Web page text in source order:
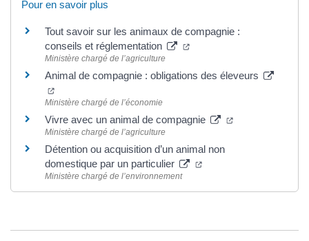
Pour en savoir plus
Tout savoir sur les animaux de compagnie :
conseils et réglementation
(ouverture dans un nouvel
Ministère chargé de l’agriculture
Animal de compagnie : obligations des éleveurs
(ouverture dans un nouvel onglet)
Ministère chargé de l’économie
Vivre avec un animal de compagnie (ouverture dans
Ministère chargé de l’agriculture
Détention ou acquisition d’un animal non
domestique par un particulier
(ouverture dans un
Ministère chargé de l’environnement